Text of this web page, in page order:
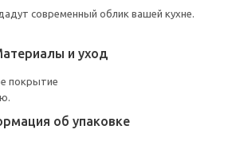
современный облик вашей кухне.
и уход
покрытие
об упаковке